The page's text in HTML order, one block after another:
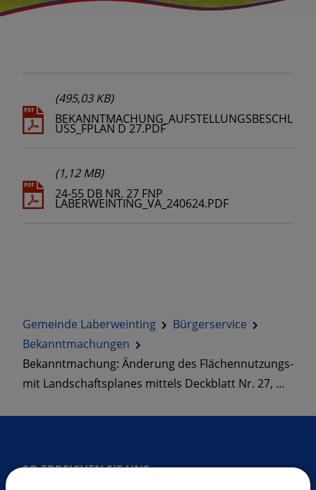
Gemeinde Laberweinting
Bürgerservice
Bekanntmachungen
Bekanntmachung: Änderung des Flächennutzungs-
mit Landschaftsplanes mittels Deckblatt Nr. 27, …
(495,03 KB)
BEKANNTMACHUNG_AUFSTELLUNGSBESCHL
USS_FPLAN D 27.PDF
(1,12 MB)
24-55 DB NR. 27 FNP
LABERWEINTING_VA_240624.PDF
SO ERREICHEN SIE UNS